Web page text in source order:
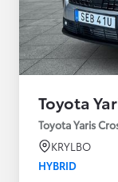
Toyota
Toyota Yaris
KRYLBO
HYBRID